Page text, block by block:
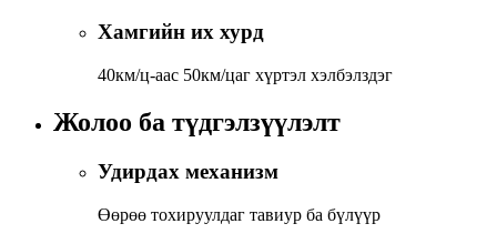
Хамгийн их хурд
40км/ц-аас 50км/цаг хүртэл хэлбэлздэг
Жолоо ба түдгэлзүүлэлт
Удирдах механизм
Өөрөө тохируулдаг тавиур ба бүлүүр